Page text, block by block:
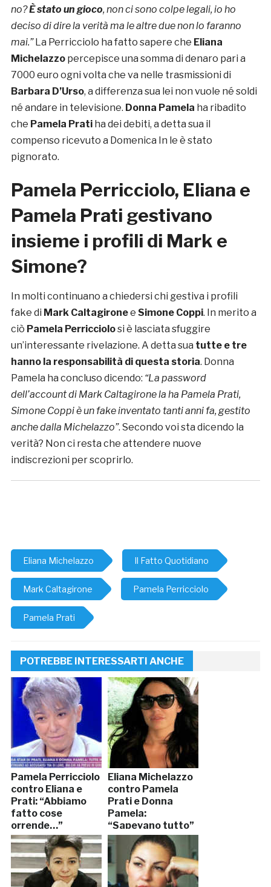
no?È stato un gioco, non ci sono colpe legali, io ho
deciso di dire la verità ma le altre due non lo faranno
mai.” La Perricciolo ha fatto sapere che Eliana
Michelazzo percepisce una somma di denaro pari a
7000 euro ogni volta che va nelle trasmissioni di
Barbara D’Urso, a differenza sua lei non vuole né soldi
né andare in televisione. Donna Pamela ha ribadito
che Pamela Prati ha dei debiti, a detta sua il
compenso ricevuto a Domenica In le è stato
pignorato.
Pamela Perricciolo, Eliana e
Pamela Prati gestivano
insieme i profili di Mark e
Simone?
In molti continuano a chiedersi chi gestiva i profili
fake di Mark Caltagironee Simone Coppi. In merito a
ciò Pamela Perricciolosi è lasciata sfuggire
un’interessante rivelazione. A detta sua tutte e tre
hanno la responsabilità di questa storia. Donna
Pamela ha concluso dicendo: “La password
dell’account di Mark Caltagirone la ha Pamela Prati,
Simone Coppi è un fake inventato tanti anni fa, gestito
anche dalla Michelazzo”. Secondo voi sta dicendo la
verità? Non ci resta che attendere nuove
indiscrezioni per scoprirlo.
Eliana Michelazzo Il Fatto Quotidiano
Mark Caltagirone Pamela Perricciolo
Pamela Prati
POTREBBE INTERESSARTI ANCHE
Pamela Perricciolo
contro Eliana e
Prati: “Abbiamo
fatto cose
orrende…”
Eliana Michelazzo
contro Pamela
Prati e Donna
Pamela:
“Sapevano tutto”